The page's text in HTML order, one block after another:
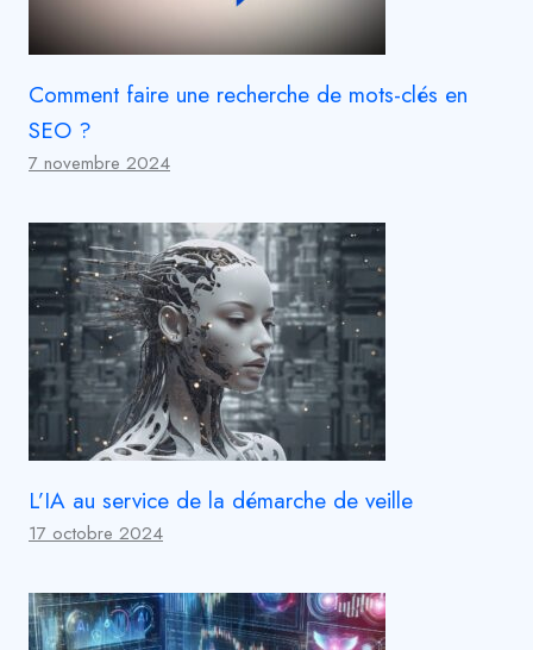
Comment faire une recherche de mots-clés en
SEO ?
7 novembre 2024
L’IA au service de la démarche de veille
17 octobre 2024